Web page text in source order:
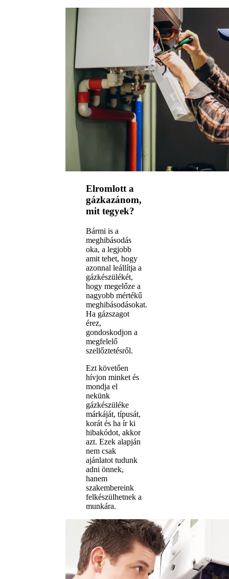
Elromlott a
gázkazánom,
mit tegyek?
Bármi is a
meghibásodás
oka, a legjobb
amit tehet, hogy
azonnal leállítja a
gázkészülékét,
hogy megelőze a
nagyobb mértékű
meghibásodásokat.
Ha gázszagot
érez,
gondoskodjon a
megfelelő
szellőztetésről.
Ezt követően
hívjon minket és
mondja el
nekünk
gázkészüléke
márkáját, típusát,
korát és ha ír ki
hibakódot, akkor
azt. Ezek alapján
nem csak
ajánlatot tudunk
adni önnek,
hanem
szakembereink
felkészülhetnek a
munkára.